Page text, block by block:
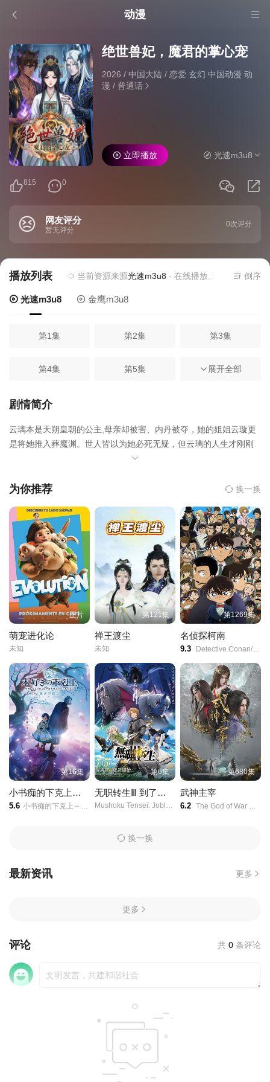
动漫
绝世兽妃，魔君的掌心宠
2026 / 中国大陆 / 恋爱 玄幻 中国动漫 动
漫/ 普通话
815 0
立即播放 光速m3u8
网友评分
暂无评分
0次评分
播放列表 当前资源来源光速m3u8- 在线播放,无需安装播放器
倒序
光速m3u8 金鹰m3u8
第1集 第2集 第3集
第4集 第5集 第6集
第7集
第10集 第11集 第12集
第19集 第20集 第21集
第22集 第23集 第24集
第25集 第26集 第27集
第28集 第29集 第30集
第31集 第32集 第33集
第34集 第35集 第36集
第37集 第38集 第39集
第40集 第41集 第42集
第43集 第44集
第47集
第49集
展开全部
剧情简介
云璃本是天朔皇朝的公主,母亲却被害、内丹被夺，她的姐姐云璇更
是将她推入葬魔渊。世人皆以为她必死无疑，但云璃的人生才刚刚
开始——天赋觉醒、收服妖兽，云璃在魔界如鱼得水。傲娇帅气的
那个表面冷厉无情、实力碾压三界的魔界主宰墨琰，似乎与云璃有
为你推荐 换一换
正片
萌宠进化论
未知
第121集
禅王渡尘
未知
第1269集
名侦探柯南
9.3 Detective Conan/Meitantei Conan/Case Closed/
第16集
小书痴的下克上领主的养女
5.6 小书痴的下克上～为了成为图书管理员而不择手段～/第四季/本好きの下剋上～司書になるためには手段を選んでいられません～/
第6集
无职转生Ⅲ 到了异世界就拿出真本事 第三季
第680集
武神主宰
6.2 The God of War Dominates/Martial Master/
换一换
最新资讯 更多
更多
评论 共 0 条评论